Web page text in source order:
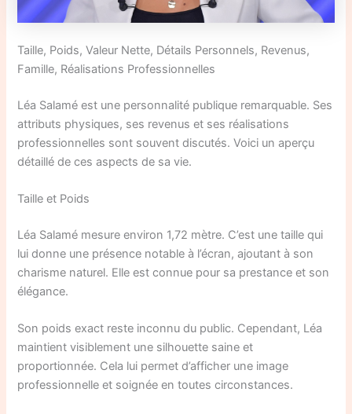
Taille, Poids, Valeur Nette, Détails Personnels, Revenus,
Famille, Réalisations Professionnelles
Léa Salamé est une personnalité publique remarquable. Ses
attributs physiques, ses revenus et ses réalisations
professionnelles sont souvent discutés. Voici un aperçu
détaillé de ces aspects de sa vie.
Taille et Poids
Léa Salamé mesure environ 1,72 mètre. C’est une taille qui
lui donne une présence notable à l’écran, ajoutant à son
charisme naturel. Elle est connue pour sa prestance et son
élégance.
Son poids exact reste inconnu du public. Cependant, Léa
maintient visiblement une silhouette saine et
proportionnée. Cela lui permet d’afficher une image
professionnelle et soignée en toutes circonstances.